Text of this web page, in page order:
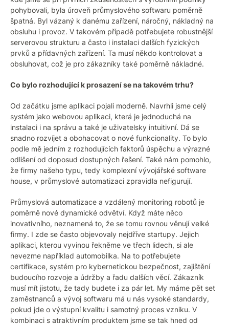
pohybovali, byla úroveň průmyslového softwaru poměrně
špatná. Byl vázaný k danému zařízení, náročný, nákladný na
obsluhu i provoz. V takovém případě potřebujete robustnější
serverovou strukturu a často i instalaci dalších fyzických
prvků a přídavných zařízení. Ta musí někdo kontrolovat a
obsluhovat, což je pro zákazníky také poměrně nákladné.
Co bylo rozhodující k prosazení se na takovém trhu?
Od začátku jsme aplikaci pojali moderně. Navrhli jsme celý
systém jako webovou aplikaci, která je jednoduchá na
instalaci i na správu a také je uživatelsky intuitivní. Dá se
snadno rozvíjet a obohacovat o nové funkcionality. To bylo
podle mě jedním z rozhodujících faktorů úspěchu a výrazné
odlišení od doposud dostupných řešení. Také nám pomohlo,
že firmy našeho typu, tedy komplexní vývojářské software
house, v průmyslové automatizaci zpravidla nefigurují.
Průmyslová automatizace a vzdálený monitoring robotů je
poměrně nové dynamické odvětví. Když máte něco
inovativního, neznamená to, že se tomu rovnou věnují velké
firmy. I zde se často objevovaly nejdříve startupy. Jejich
aplikaci, kterou vyvinou řekněme ve třech lidech, si ale
nevezme například automobilka. Na to potřebujete
certifikace, systém pro kybernetickou bezpečnost, zajištění
budoucího rozvoje a údržby a řadu dalších věcí. Zákazník
musí mít jistotu, že tady budete i za pár let. My máme pět set
zaměstnanců a vývoj softwaru má u nás vysoké standardy,
pokud jde o výstupní kvalitu i samotný proces vzniku. V
kombinaci s atraktivním produktem jsme se tak hned od